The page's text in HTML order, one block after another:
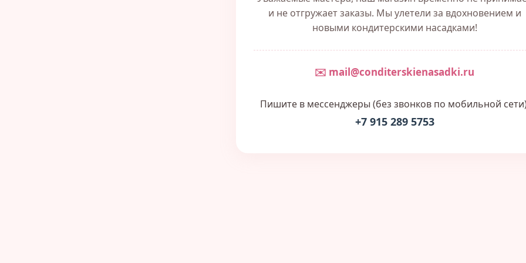
и не отгружает заказы. Мы улетели за вдохновением и
новыми кондитерскими насадками!
✉️ mail@conditerskienasadki.ru
Пишите в мессенджеры (без звонков по мобильной
+7 915 289 5753